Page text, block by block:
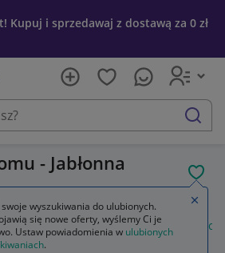
Kupuj i sprzedawaj z dostawą za 0 zł
szukaj
- Jabłonna
i Ogród Oświetlenie
oświetlenie szynowe oświetlenie
wyszukiwania do ulubionych.
się nowe oferty, wyślemy Ci je
Ustaw powiadomienia w ulubionych
.